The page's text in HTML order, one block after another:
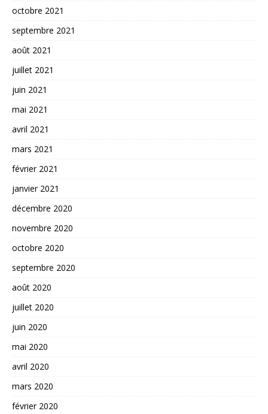
octobre 2021
septembre 2021
août 2021
juillet 2021
juin 2021
mai 2021
avril 2021
mars 2021
février 2021
janvier 2021
décembre 2020
novembre 2020
octobre 2020
septembre 2020
août 2020
juillet 2020
juin 2020
mai 2020
avril 2020
mars 2020
février 2020